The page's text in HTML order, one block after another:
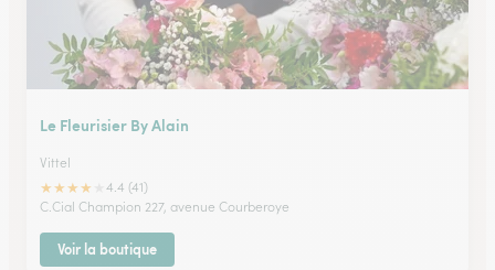
Le Fleurisier By Alain
Vittel
★★★★
4.4 (41)
C.Cial Champion 227, avenue Courberoye
Voir la boutique